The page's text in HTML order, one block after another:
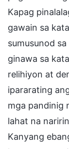
Kapag
gawain sa
sumusunod
ginawa sa
relihiyon at
ipararating
mga pandinig
lahat na
Kanyang